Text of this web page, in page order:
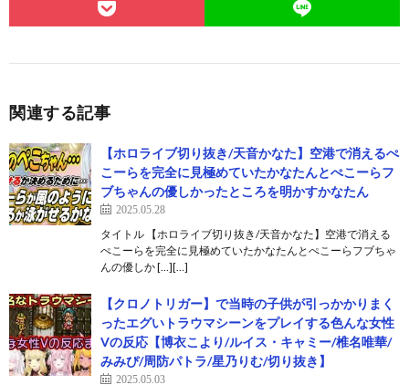
関連する記事
【ホロライブ切り抜き/天音かなた】空港で消えるぺ
こーらを完全に見極めていたかなたんとぺこーらフ
ブちゃんの優しかったところを明かすかなたん
2025.05.28
タイトル 【ホロライブ切り抜き/天音かなた】空港で消える
ぺこーらを完全に見極めていたかなたんとぺこーらフブちゃ
んの優しか […][…]
【クロノトリガー】で当時の子供が引っかかりまく
ったエグいトラウマシーンをプレイする色んな女性
Vの反応【博衣こより/ルイス・キャミー/椎名唯華/
みみぴ/周防パトラ/星乃りむ/切り抜き】
2025.05.03